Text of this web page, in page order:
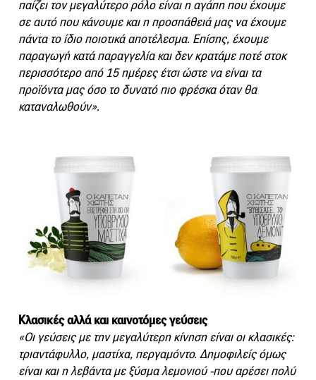
παίζει τον μεγαλύτερο ρόλο είναι η αγάπη που έχουμε
σε αυτό που κάνουμε και η προσπάθειά μας να έχουμε
πάντα το ίδιο ποιοτικά αποτέλεσμα. Επίσης, έχουμε
παραγωγή κατά παραγγελία και δεν κρατάμε ποτέ στοκ
περισσότερο από 15 ημέρες έτσι ώστε να είναι τα
προϊόντα μας όσο το δυνατό πιο φρέσκα όταν θα
καταναλωθούν».
Κλασικές αλλά και καινοτόμες γεύσεις
«Οι γεύσεις με την μεγαλύτερη κίνηση είναι οι κλασικές:
τριαντάφυλλο, μαστίχα, περγαμόντο. Δημοφιλείς όμως
είναι και η λεβάντα με ξύσμα λεμονιού -που αρέσει πολύ